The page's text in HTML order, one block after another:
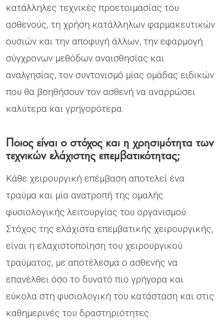
κατάλληλες τεχνικές προετοιμασίας του
ασθενούς, τη χρήση κατάλληλων φαρμακευτικών
ουσιών και την αποφυγή άλλων, την εφαρμογή
σύγχρονων μεθόδων αναισθησίας και
αναλγησίας, τον συντονισμό μίας ομάδας ειδικών
που θα βοηθήσουν τον ασθενή να αναρρώσει
καλύτερα και γρηγορότερα.
Ποιος είναι ο στόχος και η χρησιμότητα των
τεχνικών ελάχιστης επεμβατικότητας;
Κάθε χειρουργική επέμβαση αποτελεί ένα
τραύμα και μία ανατροπή της ομαλής
φυσιολογικής λειτουργίας του οργανισμού.
Στόχος της ελάχιστα επεμβατικής χειρουργικής,
είναι η ελαχιστοποίηση του χειρουργικού
τραύματος, με αποτέλεσμα ο ασθενής να
επανέλθει όσο το δυνατό πιο γρήγορα και
εύκολα στη φυσιολογική του κατάσταση και στις
καθημερινές του δραστηριότητες.